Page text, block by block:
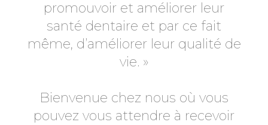
promouvoir et améliorer leur
santé dentaire et par ce fait
même, d’améliorer leur qualité de
vie. »
Bienvenue chez nous où vous
pouvez vous attendre à recevoir